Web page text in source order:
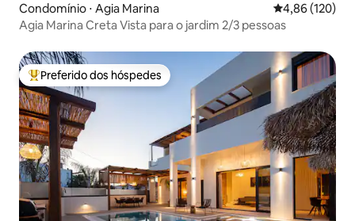
Condomínio ⋅ Agia Marina 4,86 de uma
4,86 (120)
Agia Marina Creta Vista para o jardim 2/3 pessoas
Entre os melhores preferidos dos hóspedes
Preferido dos hóspedes